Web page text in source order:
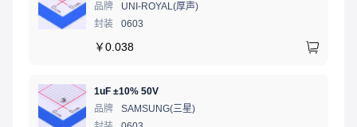
品牌
UNI-ROYAL(厚声)
封装
0603
￥0.038
1uF ±10% 50V
品牌
SAMSUNG(三星)